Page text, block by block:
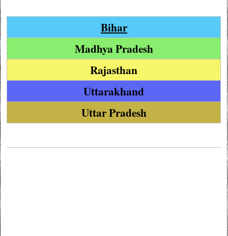
Bihar
Madhya Pradesh
Rajasthan
Uttarakhand
Uttar Pradesh